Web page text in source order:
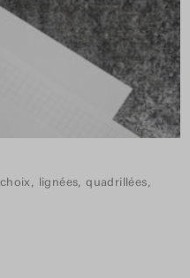
lignées, quadrillées,